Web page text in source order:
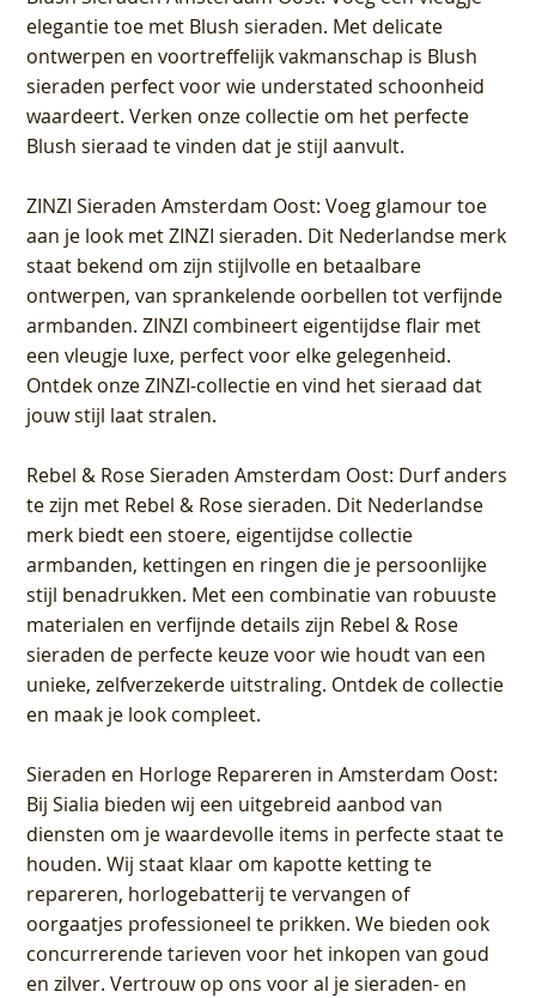
elegantie toe met Blush sieraden. Met delicate
ontwerpen en voortreffelijk vakmanschap is Blush
sieraden perfect voor wie understated schoonheid
waardeert. Verken onze collectie om het perfecte
Blush sieraad te vinden dat je stijl aanvult.
ZINZI Sieraden Amsterdam Oost: Voeg glamour toe
aan je look met ZINZI sieraden. Dit Nederlandse merk
staat bekend om zijn stijlvolle en betaalbare
ontwerpen, van sprankelende oorbellen tot verfijnde
armbanden. ZINZI combineert eigentijdse flair met
een vleugje luxe, perfect voor elke gelegenheid.
Ontdek onze ZINZI-collectie en vind het sieraad dat
jouw stijl laat stralen.
Rebel & Rose Sieraden Amsterdam Oost: Durf anders
te zijn met Rebel & Rose sieraden. Dit Nederlandse
merk biedt een stoere, eigentijdse collectie
armbanden, kettingen en ringen die je persoonlijke
stijl benadrukken. Met een combinatie van robuuste
materialen en verfijnde details zijn Rebel & Rose
sieraden de perfecte keuze voor wie houdt van een
unieke, zelfverzekerde uitstraling. Ontdek de collectie
en maak je look compleet.
Sieraden en Horloge Repareren in Amsterdam Oost:
Bij Sialia bieden wij een uitgebreid aanbod van
diensten om je waardevolle items in perfecte staat te
houden. Wij staat klaar om kapotte ketting te
repareren, horlogebatterij te vervangen of
oorgaatjes professioneel te prikken. We bieden ook
concurrerende tarieven voor het inkopen van goud
en zilver. Vertrouw op ons voor al je sieraden- en